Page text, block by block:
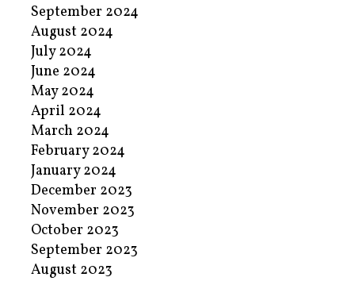
September 2024
August 2024
July 2024
June 2024
May 2024
April 2024
March 2024
February 2024
January 2024
December 2023
November 2023
October 2023
September 2023
August 2023